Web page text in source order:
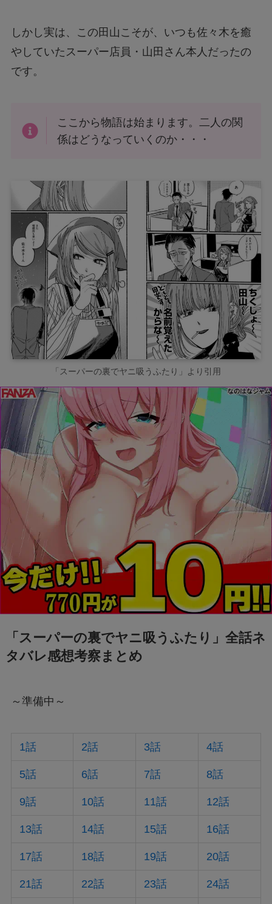
しかし実は、この田山こそが、いつも佐々木を癒
やしていたスーパー店員・山田さん本人だったの
です。
ここから物語は始まります。二人の関
係はどうなっていくのか・・・
「スーパーの裏でヤニ吸うふたり」より引用
「スーパーの裏でヤニ吸うふたり」全話ネ
タバレ感想考察まとめ
～準備中～
1話 2話 3話 4話
5話 6話 7話 8話
9話 10話 11話 12話
13話 14話 15話 16話
17話 18話 19話 20話
21話 22話 23話 24話